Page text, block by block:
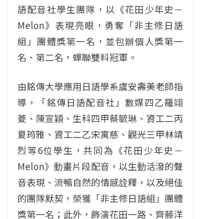
語配音社學生團隊，以《花田少年史－
Melon》表現亮眼，勇奪「非主修日語
組」團體獎第一名，並包辦個人獎第一
名、第二名，蟬聯雙料冠軍。
由銘傳大學應用日語學系虞安壽美老師指
導，「銘傳日語配音社」數媒四乙羅翊
菱、陳宣穎、生科四甲蔡毓琳、資工二丙
夏筠雅、資工二乙宋寓慈、觀光三甲林靖
烈等6位學生，共同為《花田少年史－
Melon》動畫片段配音，以生動活潑的聲
音表現、流暢自然的情感詮釋，以及絕佳
的團隊默契，榮獲「非主修日語組」團體
獎第一名；此外，飾演花田一路、齊藤洋